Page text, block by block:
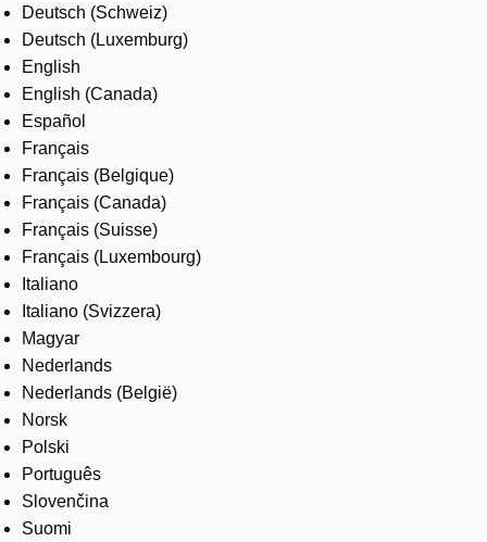
Where to buy
Contact us
Careers
Deutsch (Schweiz)
Deutsch (Luxemburg)
English
English (Canada)
Español
Français
Français (Belgique)
Français (Canada)
Français (Suisse)
Français (Luxembourg)
Italiano
Italiano (Svizzera)
Magyar
Nederlands
Nederlands (België)
Norsk
Polski
Português
Slovenčina
Suomi